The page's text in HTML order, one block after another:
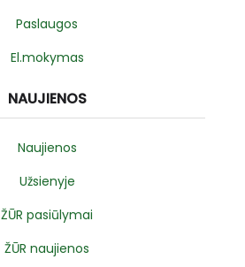
Paslaugos
El.mokymas
NAUJIENOS
Naujienos
Užsienyje
ŽŪR pasiūlymai
ŽŪR naujienos